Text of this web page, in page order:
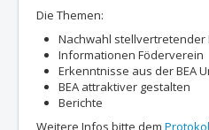
Die Themen:
Nachwahl stellvertretender
Informationen Föderverein
Erkenntnisse aus der BEA
BEA attraktiver gestalten
Berichte
Weitere Infos bitte dem